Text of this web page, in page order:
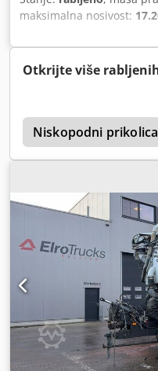
maksimalna nosivost:
drugo, vrsta prijenosa:
emisijska klasa: nijedan,
Otkrijte više
Niskopodni prikolica